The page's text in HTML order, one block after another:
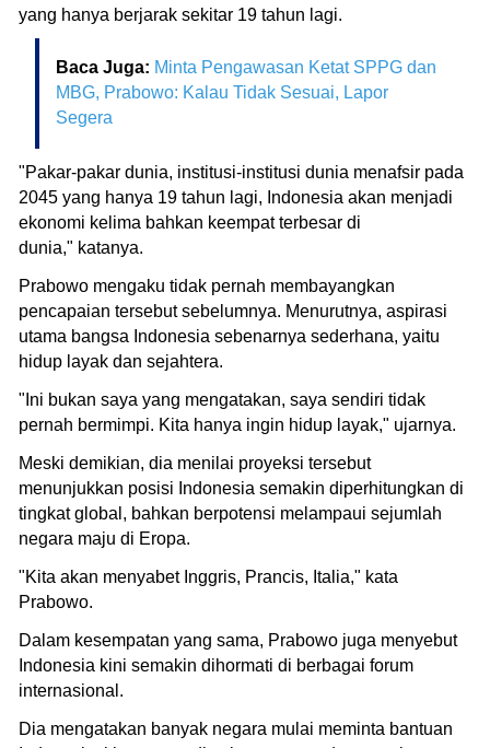
yang hanya berjarak sekitar 19 tahun lagi.
Baca Juga: Minta Pengawasan Ketat SPPG dan
MBG, Prabowo: Kalau Tidak Sesuai, Lapor
Segera
"Pakar-pakar dunia, institusi-institusi dunia menafsir pada
2045 yang hanya 19 tahun lagi, Indonesia akan menjadi
ekonomi kelima bahkan keempat terbesar di
dunia," katanya.
Prabowo mengaku tidak pernah membayangkan
pencapaian tersebut sebelumnya. Menurutnya, aspirasi
utama bangsa Indonesia sebenarnya sederhana, yaitu
hidup layak dan sejahtera.
"Ini bukan saya yang mengatakan, saya sendiri tidak
pernah bermimpi. Kita hanya ingin hidup layak," ujarnya.
Meski demikian, dia menilai proyeksi tersebut
menunjukkan posisi Indonesia semakin diperhitungkan di
tingkat global, bahkan berpotensi melampaui sejumlah
negara maju di Eropa.
"Kita akan menyabet Inggris, Prancis, Italia," kata
Prabowo.
Dalam kesempatan yang sama, Prabowo juga menyebut
Indonesia kini semakin dihormati di berbagai forum
internasional.
Dia mengatakan banyak negara mulai meminta bantuan